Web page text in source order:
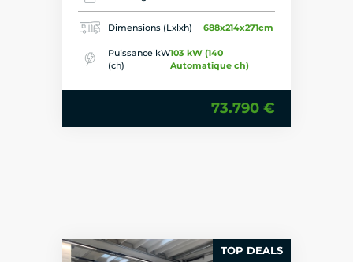
Dimensions (Lxlxh) 688x214x271cm
Puissance kW
(ch)
103 kW (140
Automatique ch)
73.790 €
TOP DEALS